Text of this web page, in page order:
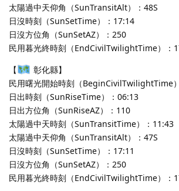
太陽過中天仰角（SunTransitAlt）：48S
日沒時刻（SunSetTime）：17:14
日沒方位角（SunSetAZ）：250
民用暮光終時刻（EndCivilTwilightTime）：
【
彰化縣】
民用曙光開始時刻（BeginCivilTwilightTime
日出時刻（SunRiseTime）：06:13
日出方位角（SunRiseAZ）：110
太陽過中天時刻（SunTransitTime）：11:43
太陽過中天仰角（SunTransitAlt）：47S
日沒時刻（SunSetTime）：17:11
日沒方位角（SunSetAZ）：250
民用暮光終時刻（EndCivilTwilightTime）：